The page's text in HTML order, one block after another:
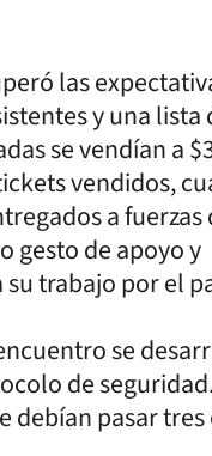
las
y una lista
se vendían a
vendidos,
a fuerzas
gesto de apoyo y
trabajo por el
se
de
debían pasar